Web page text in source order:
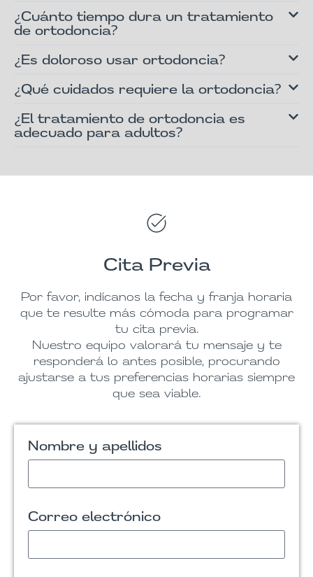
¿Cuánto tiempo dura un tratamiento
de ortodoncia?
¿Es doloroso usar ortodoncia?
¿Qué cuidados requiere la ortodoncia?
¿El tratamiento de ortodoncia es
adecuado para adultos?
Cita Previa
Por favor, indícanos la fecha y franja horaria
que te resulte más cómoda para programar
tu cita previa.
Nuestro equipo valorará tu mensaje y te
responderá lo antes posible, procurando
ajustarse a tus preferencias horarias siempre
que sea viable.
Nombre y apellidos
Correo electrónico